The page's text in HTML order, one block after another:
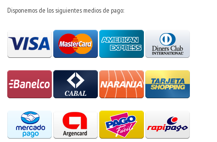
Disponemos de los siguientes medios de pago: